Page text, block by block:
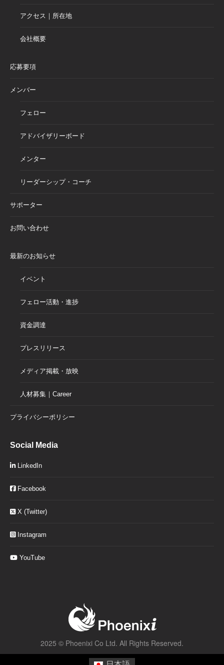
アクセス｜所在地
会社概要
応募要項
メンバー
フェロー
アドバイザリーボード
メンター
リーダーシップ・コーチ
サポーター
お問い合わせ
最新のお知らせ
イベント
フェロー活動・進捗
資金調達
プレスリリース
メディア掲載・放映
人材募集｜Career
プライバシーポリシー
Social Media
LinkedIn
Facebook
X (Twitter)
Instagram
YouTube
2025 © Phoenixi Co Ltd. All Rights Reserved.